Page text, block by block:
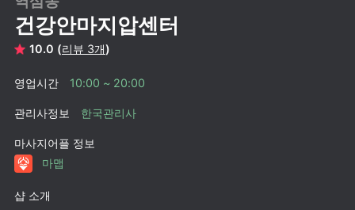
건강안마지압센터
10.0 (리뷰 3개)
영업시간 10:00 ~ 20:00
관리사정보 한국관리사
마사지어플 정보
마맵
샵 소개